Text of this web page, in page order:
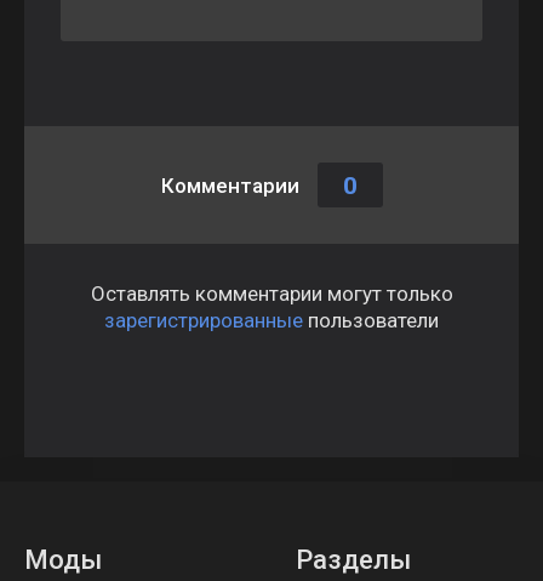
Комментарии 0
Оставлять комментарии могут только
зарегистрированные пользователи
Моды Разделы